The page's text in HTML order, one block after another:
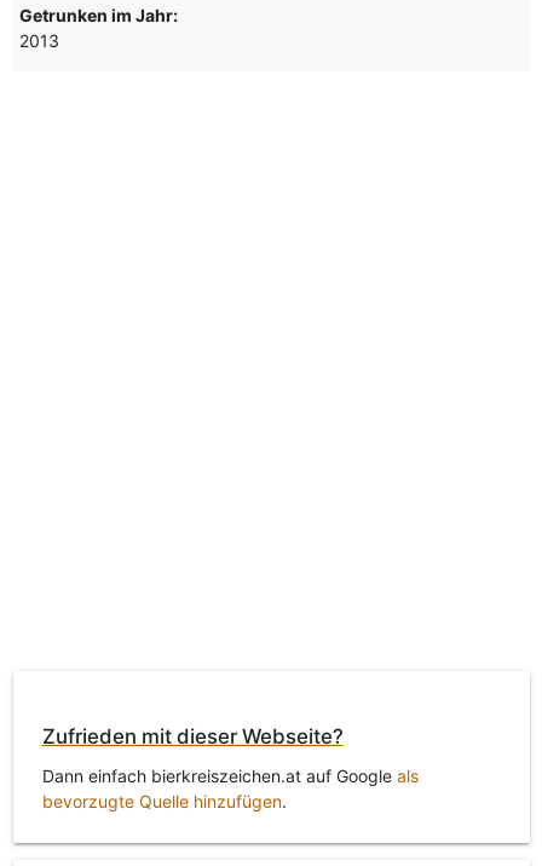
Getrunken im Jahr:
2013
Zufrieden mit dieser Webseite?
Dann einfach bierkreiszeichen.at auf Google als
bevorzugte Quelle hinzufügen.